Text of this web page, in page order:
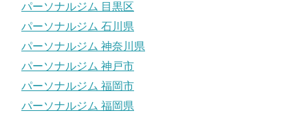
パーソナルジム 目黒区
パーソナルジム 石川県
パーソナルジム 神奈川県
パーソナルジム 神戸市
パーソナルジム 福岡市
パーソナルジム 福岡県